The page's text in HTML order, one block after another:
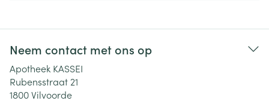
Neem contact met ons op
Apotheek KASSEI
Rubensstraat 21
1800Vilvoorde